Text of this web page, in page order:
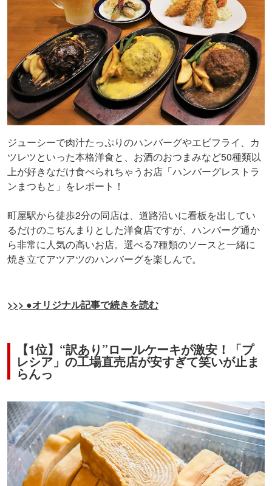
ジューシーで肉汁たっぷりのハンバーグやエビフライ、カ
ツレツといった本格洋食と、お酒のおつまみなど50種類以
上が好きなだけ食べられちゃうお店「ハンバーグレストラ
ンまつもと」をレポート！
町屋駅から徒歩2分の同店は、道路沿いに看板を出してい
るだけのこぢんまりとした洋食店ですが、ハンバーグ通か
ら非常に人気の高いお店。選べる7種類のソースと一緒に
焼き立てアツアツのハンバーグを楽しんで。
>>> ●オリジナル記事で続きを読む
【1位】“訳あり”ロールケーキが激安！「プ
レシア」の工場直売店が安すぎて笑いが止ま
らんっ